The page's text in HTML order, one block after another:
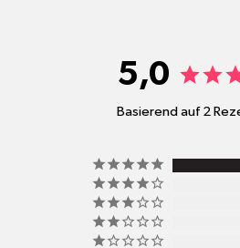
Standort
Versandkosten
5,0
Basierend auf 2